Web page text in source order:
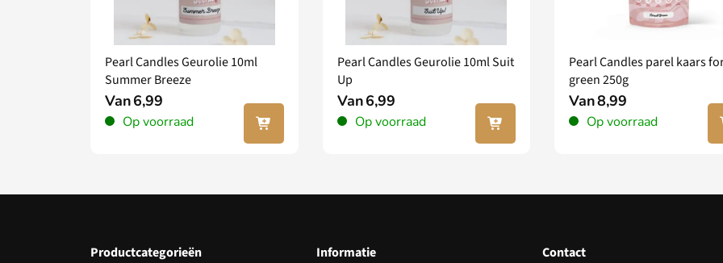
Pearl Candles Geurolie 10ml
Summer Breeze
Van6,99
Op voorraad
In jouw
winkel
Pearl Candles Geurolie 10ml Suit
Up
Van6,99
Op voorraad
In jouw
winkel
Pearl Candles parel kaars
green 250g
Van8,99
Op voorraad
Productcategorieën
Informatie
Contact